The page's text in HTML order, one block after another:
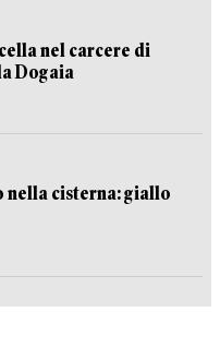
nel carcere di
Dogaia
nella cisterna: giallo